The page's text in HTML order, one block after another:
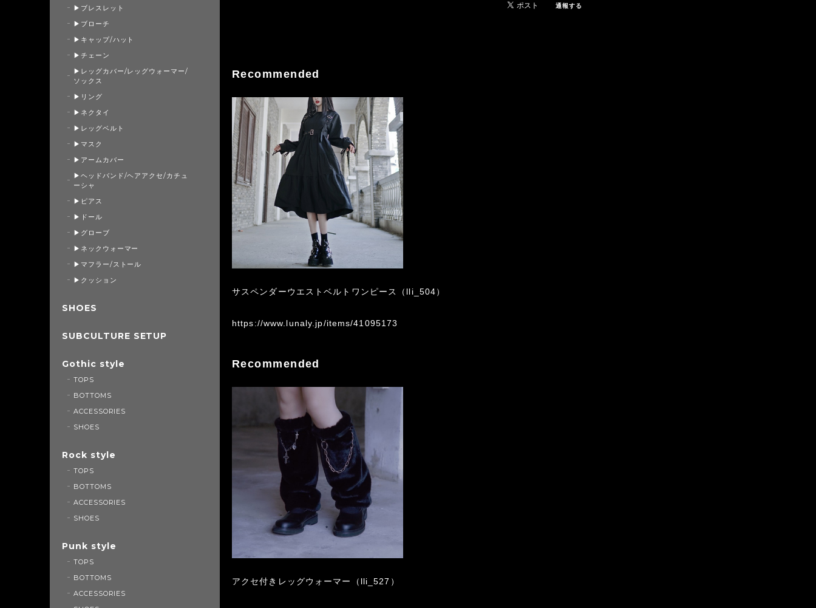
通報する
Recommended
サスペンダーウエストベルトワンピース（lli_504）
https://www.lunaly.jp/items/41095173
Recommended
アクセ付きレッグウォーマー（lli_527）
▶ブレスレット
▶ブローチ
▶キャップ/ハット
▶チェーン
▶レッグカバー/レッグウォーマー/
ソックス
▶リング
▶ネクタイ
▶レッグベルト
▶マスク
▶アームカバー
▶ヘッドバンド/ヘアアクセ/カチュ
ーシャ
▶ピアス
▶ドール
▶グローブ
▶ネックウォーマー
▶マフラー/ストール
▶クッション
SHOES
SUBCULTURE SETUP
Gothic style
TOPS
BOTTOMS
ACCESSORIES
SHOES
Rock style
TOPS
BOTTOMS
ACCESSORIES
SHOES
Punk style
TOPS
BOTTOMS
ACCESSORIES